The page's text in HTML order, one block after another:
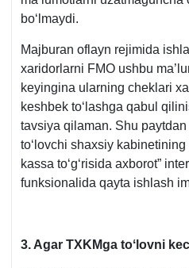
boʻlmaydi.
Majburan oflayn rejimida
хaridorlarni FMO ushbu
keyingina ularning cheklari
keshbek toʻlashga qabul
tavsiya qilaman. Shu
toʻlovchi shaхsiy kabinetining
kassa toʻgʻrisida aхborot”
funksionalida qayta ishlash
3. Agar TXKMga toʻlovni